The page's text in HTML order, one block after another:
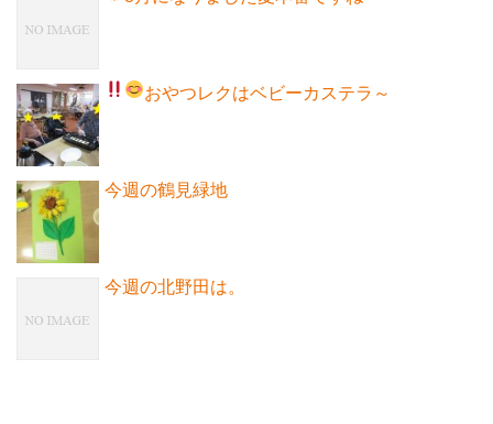
おやつレクはベビーカステラ～
今週の鶴見緑地
今週の北野田は。